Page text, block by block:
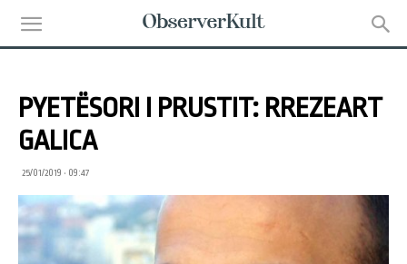
PYETËSORI I PRUSTIT: RREZEART
GALICA
25/01/2019 • 09:47